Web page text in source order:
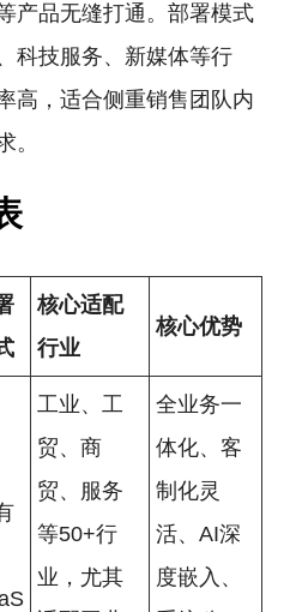
产品无缝打通。部署模式
科技服务、新媒体等行
高，适合侧重销售团队内
。
核心适配
行业
核心优势
工业、工
贸、商
贸、服务
等50+行
业，尤其
全业务一
体化、客
制化灵
活、AI深
度嵌入、